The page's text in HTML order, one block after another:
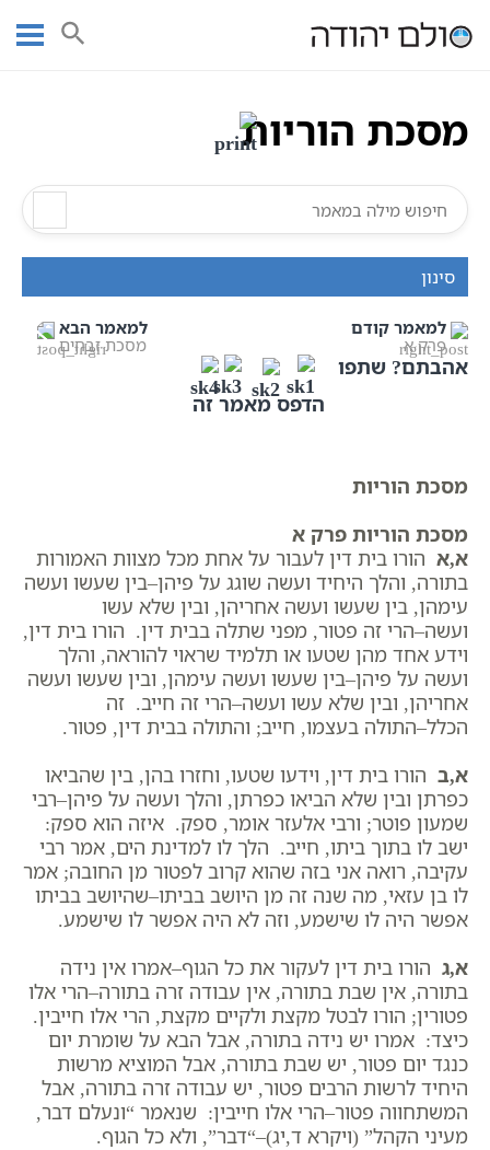
עמוד ראשי
סדר נזיקין
שישה סדרי משנה | אוצר הכתבים
מסכת הוריות
מסכת הוריות
מסכת הוריות פרק א
א,א הורו בית דין לעבור על אחת מכל מצוות האמורות
בתורה, והלך היחיד ועשה שוגג על פיהן–בין שעשו ועשה
עימהן, בין שעשו ועשה אחריהן, ובין שלא עשו
ועשה–הרי זה פטור, מפני שתלה בבית דין. הורו בית דין,
וידע אחד מהן שטעו או תלמיד שראוי להוראה, והלך
ועשה על פיהן–בין שעשו ועשה עימהן, ובין שעשו ועשה
אחריהן, ובין שלא עשו ועשה–הרי זה חייב. זה
הכלל–התולה בעצמו, חייב; והתולה בבית דין, פטור.
א,ב הורו בית דין, וידעו שטעו, וחזרו בהן, בין שהביאו
כפרתן ובין שלא הביאו כפרתן, והלך ועשה על פיהן–רבי
שמעון פוטר; ורבי אלעזר אומר, ספק. איזה הוא ספק:
ישב לו בתוך ביתו, חייב. הלך לו למדינת הים, אמר רבי
עקיבה, רואה אני בזה שהוא קרוב לפטור מן החובה; אמר
לו בן עזאי, מה שנה זה מן היושב בביתו–שהיושב בביתו
אפשר היה לו שישמע, וזה לא היה אפשר לו שישמע.
א,ג הורו בית דין לעקור את כל הגוף–אמרו אין נידה
בתורה, אין שבת בתורה, אין עבודה זרה בתורה–הרי אלו
פטורין; הורו לבטל מקצת ולקיים מקצת, הרי אלו חייבין.
כיצד: אמרו יש נידה בתורה, אבל הבא על שומרת יום
כנגד יום פטור, יש שבת בתורה, אבל המוציא מרשות
היחיד לרשות הרבים פטור, יש עבודה זרה בתורה, אבל
המשתחווה פטור–הרי אלו חייבין: שנאמר “ונעלם דבר,
מעיני הקהל” (ויקרא ד,יג)–“דבר”, ולא כל הגוף.
סינון
למאמר קודם
פרק א
למאמר הבא
מסכת זבחים
אהבתם? שתפו
הדפס מאמר זה